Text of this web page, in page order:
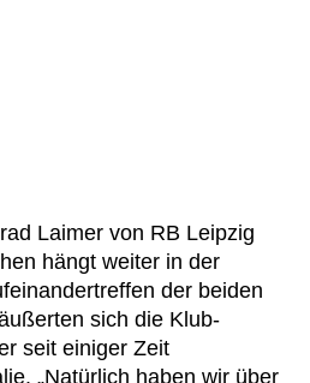
Laimer von RB Leipzig
hängt weiter in der
der beiden
sich die Klub-
seit einiger Zeit
„Natürlich haben wir über